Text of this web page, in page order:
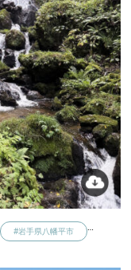
#岩手県八幡平市 …